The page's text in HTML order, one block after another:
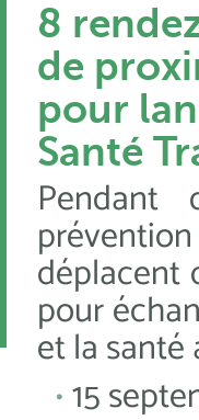
8
de
pour
Santé
déplacent
pour
et la santé
15